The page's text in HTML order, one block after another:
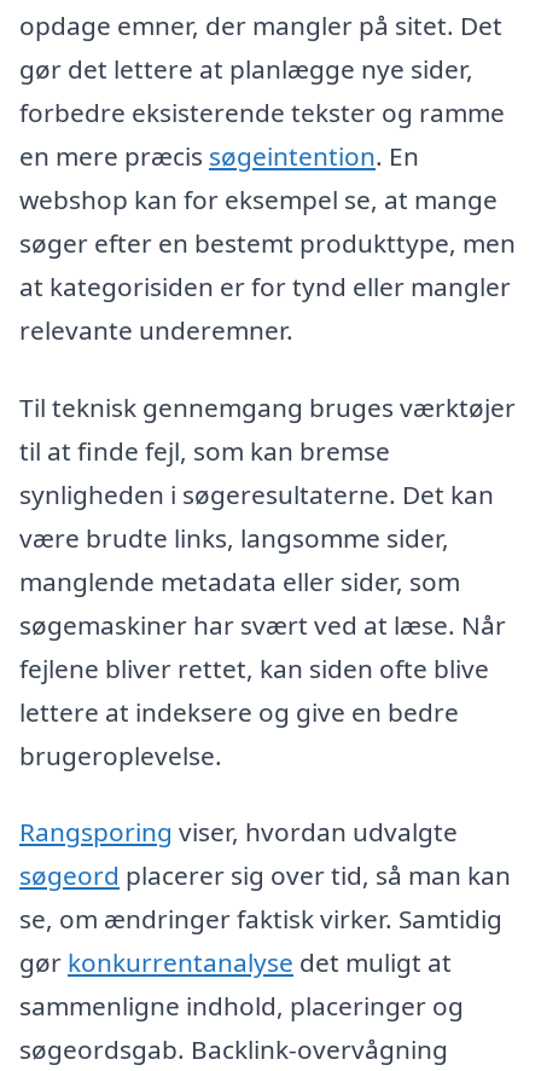
opdage emner, der mangler på sitet. Det
gør det lettere at planlægge nye sider,
forbedre eksisterende tekster og ramme
en mere præcis søgeintention. En
webshop kan for eksempel se, at mange
søger efter en bestemt produkttype, men
at kategorisiden er for tynd eller mangler
relevante underemner.
Til teknisk gennemgang bruges værktøjer
til at finde fejl, som kan bremse
synligheden i søgeresultaterne. Det kan
være brudte links, langsomme sider,
manglende metadata eller sider, som
søgemaskiner har svært ved at læse. Når
fejlene bliver rettet, kan siden ofte blive
lettere at indeksere og give en bedre
brugeroplevelse.
Rangsporing viser, hvordan udvalgte
søgeord placerer sig over tid, så man kan
se, om ændringer faktisk virker. Samtidig
gør konkurrentanalyse det muligt at
sammenligne indhold, placeringer og
søgeordsgab. Backlink-overvågning